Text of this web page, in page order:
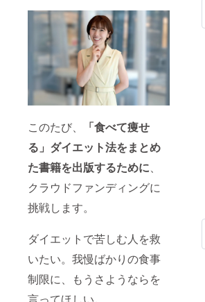
このたび、
「食べて痩せ
る」ダイエット法をまとめ
た書籍を出版するために、
クラウドファンディングに
挑戦します。
ダイエットで苦しむ人を救
いたい。我慢ばかりの食事
制限に、もうさようならを
言ってほしい。